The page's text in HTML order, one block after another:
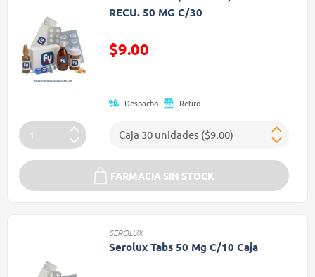
RECU. 50 MG C/30
$9.00
Despacho Retiro
FARMACIA SIN STOCK
SEROLUX
Serolux Tabs 50 Mg C/10 Caja